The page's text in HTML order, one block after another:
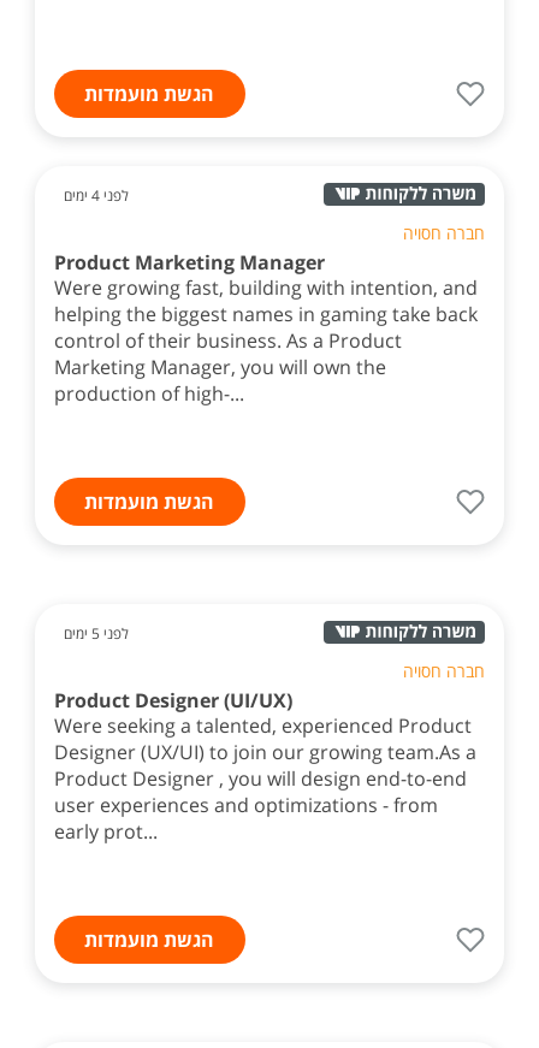
הגשת מועמדות
לפני 4 ימים
חברה חסויה
Product Marketing Manager
Were growing fast, building with intention, and
helping the biggest names in gaming take back
control of their business. As a Product
Marketing Manager, you will own the
production of high-...
הגשת מועמדות
לפני 5 ימים
חברה חסויה
Product Designer (UI/UX)
Were seeking a talented, experienced Product
Designer (UX/UI) to join our growing team.As a
Product Designer , you will design end-to-end
user experiences and optimizations - from
early prot...
הגשת מועמדות